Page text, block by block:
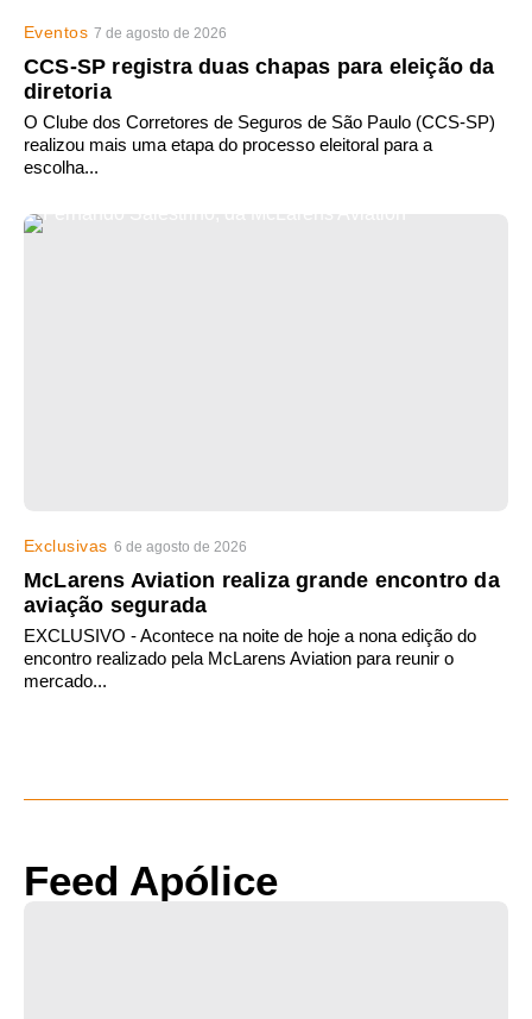
Eventos 7 de agosto de 2026
CCS-SP registra duas chapas para eleição da
diretoria
O Clube dos Corretores de Seguros de São Paulo (CCS-SP)
realizou mais uma etapa do processo eleitoral para a
escolha...
Exclusivas 6 de agosto de 2026
McLarens Aviation realiza grande encontro da
aviação segurada
EXCLUSIVO - Acontece na noite de hoje a nona edição do
encontro realizado pela McLarens Aviation para reunir o
mercado...
Feed Apólice